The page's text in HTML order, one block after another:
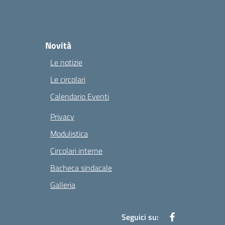
Novità
Le notizie
Le circolari
Calendario Eventi
Privacy
Modulistica
Circolari interne
Bacheca sindacale
Galleria
Seguici su: